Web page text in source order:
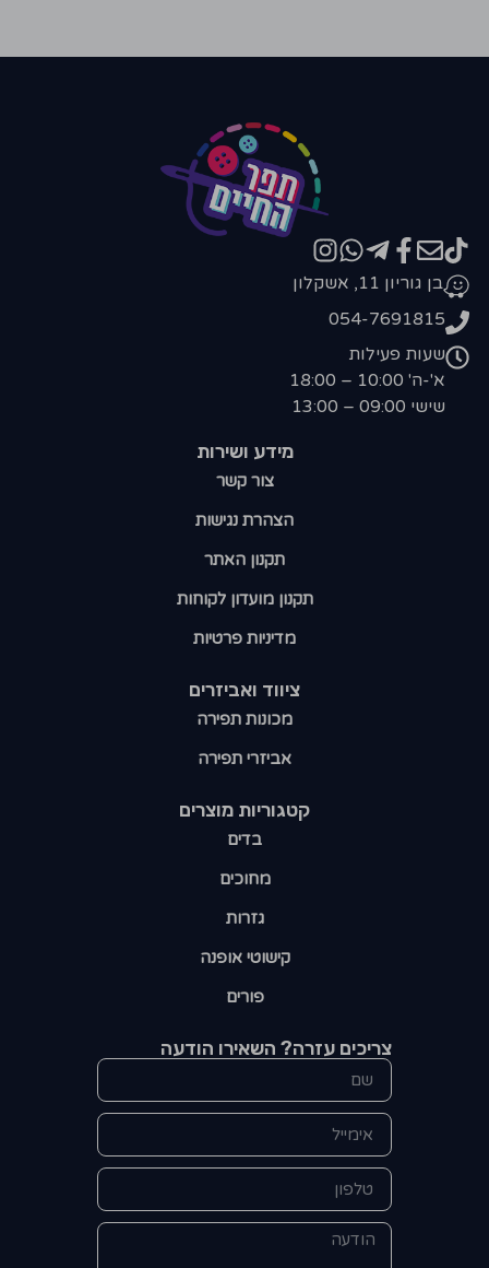
קטגוריות מוצרים​
בדים
מחוכים
גזרות
קישוטי אופנה
פורים
ציווד ואביזרים
מכונות תפירה
אביזרי תפירה
מידע ושירות
צור קשר
הצהרת נגישות
תקנון האתר
תקנון מועדון לקוחות
מדיניות פרטיות
בן גוריון 11, אשקלון
054-7691815
שעות פעילות
א'-ה' 10:00 – 18:00
שישי 09:00 – 13:00
צריכים עזרה? השאירו הודעה